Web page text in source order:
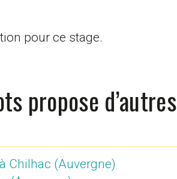
pour ce stage.
propose d’autres
Chilhac (Auvergne)